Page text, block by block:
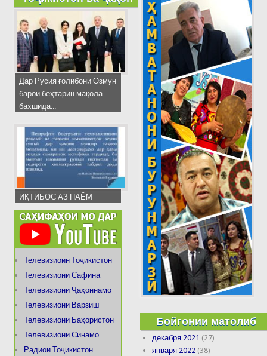
Дар Русия ғолибони Озмун
барои беҳтарин мақола
бахшида...
ИҚТИБОС АЗ ПАЁМ
Телевизиоин Тоҷикистон
Телевизиони Сафина
Телевизиони Ҷаҳоннамо
Телевизиони Варзиш
Телевизиони Баҳористон
Телевизиони Синамо
Радиои Тоҷикистон
Бойгонии матолиб
декабря 2021 (27)
января 2022 (38)